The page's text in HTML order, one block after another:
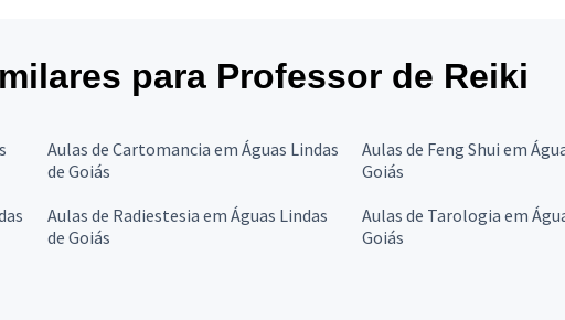
para Professor de Reiki
Aulas de Cartomancia em Águas Lindas
de Goiás
Aulas de Feng Shui em
Goiás
Aulas de Radiestesia em Águas Lindas
de Goiás
Aulas de Tarologia em
Goiás